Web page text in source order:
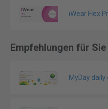
iWear Flex
Empfehlungen für Sie
MyDay